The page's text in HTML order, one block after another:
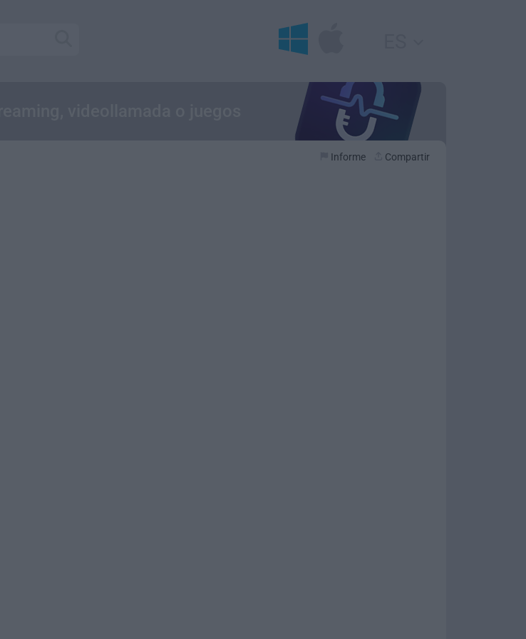
Informe Compartir